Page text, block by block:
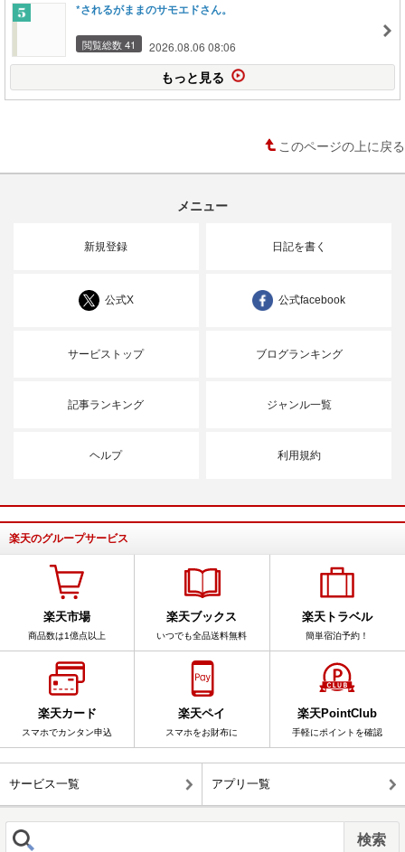
*されるがままのサモエドさん。
閲覧総数 41 2026.08.06 08:06
もっと見る
このページの上に戻る
メニュー
新規登録 日記を書く
公式X 公式facebook
サービストップ ブログランキング
記事ランキング ジャンル一覧
ヘルプ 利用規約
楽天のグループサービス
楽天市場
商品数は1億点以上
楽天ブックス
いつでも全品送料無料
楽天トラベル
簡単宿泊予約！
楽天カード
スマホでカンタン申込
楽天ペイ
スマホをお財布に
楽天PointClub
手軽にポイントを確認
サービス一覧 アプリ一覧